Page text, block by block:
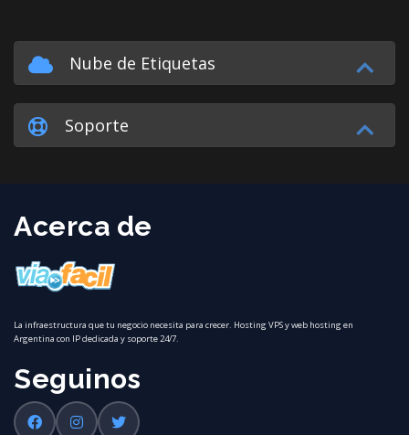
Nube de Etiquetas
Soporte
Acerca de
La infraestructura que tu negocio necesita para crecer. Hosting VPS y web hosting en
Argentina con IP dedicada y soporte 24/7.
Seguinos